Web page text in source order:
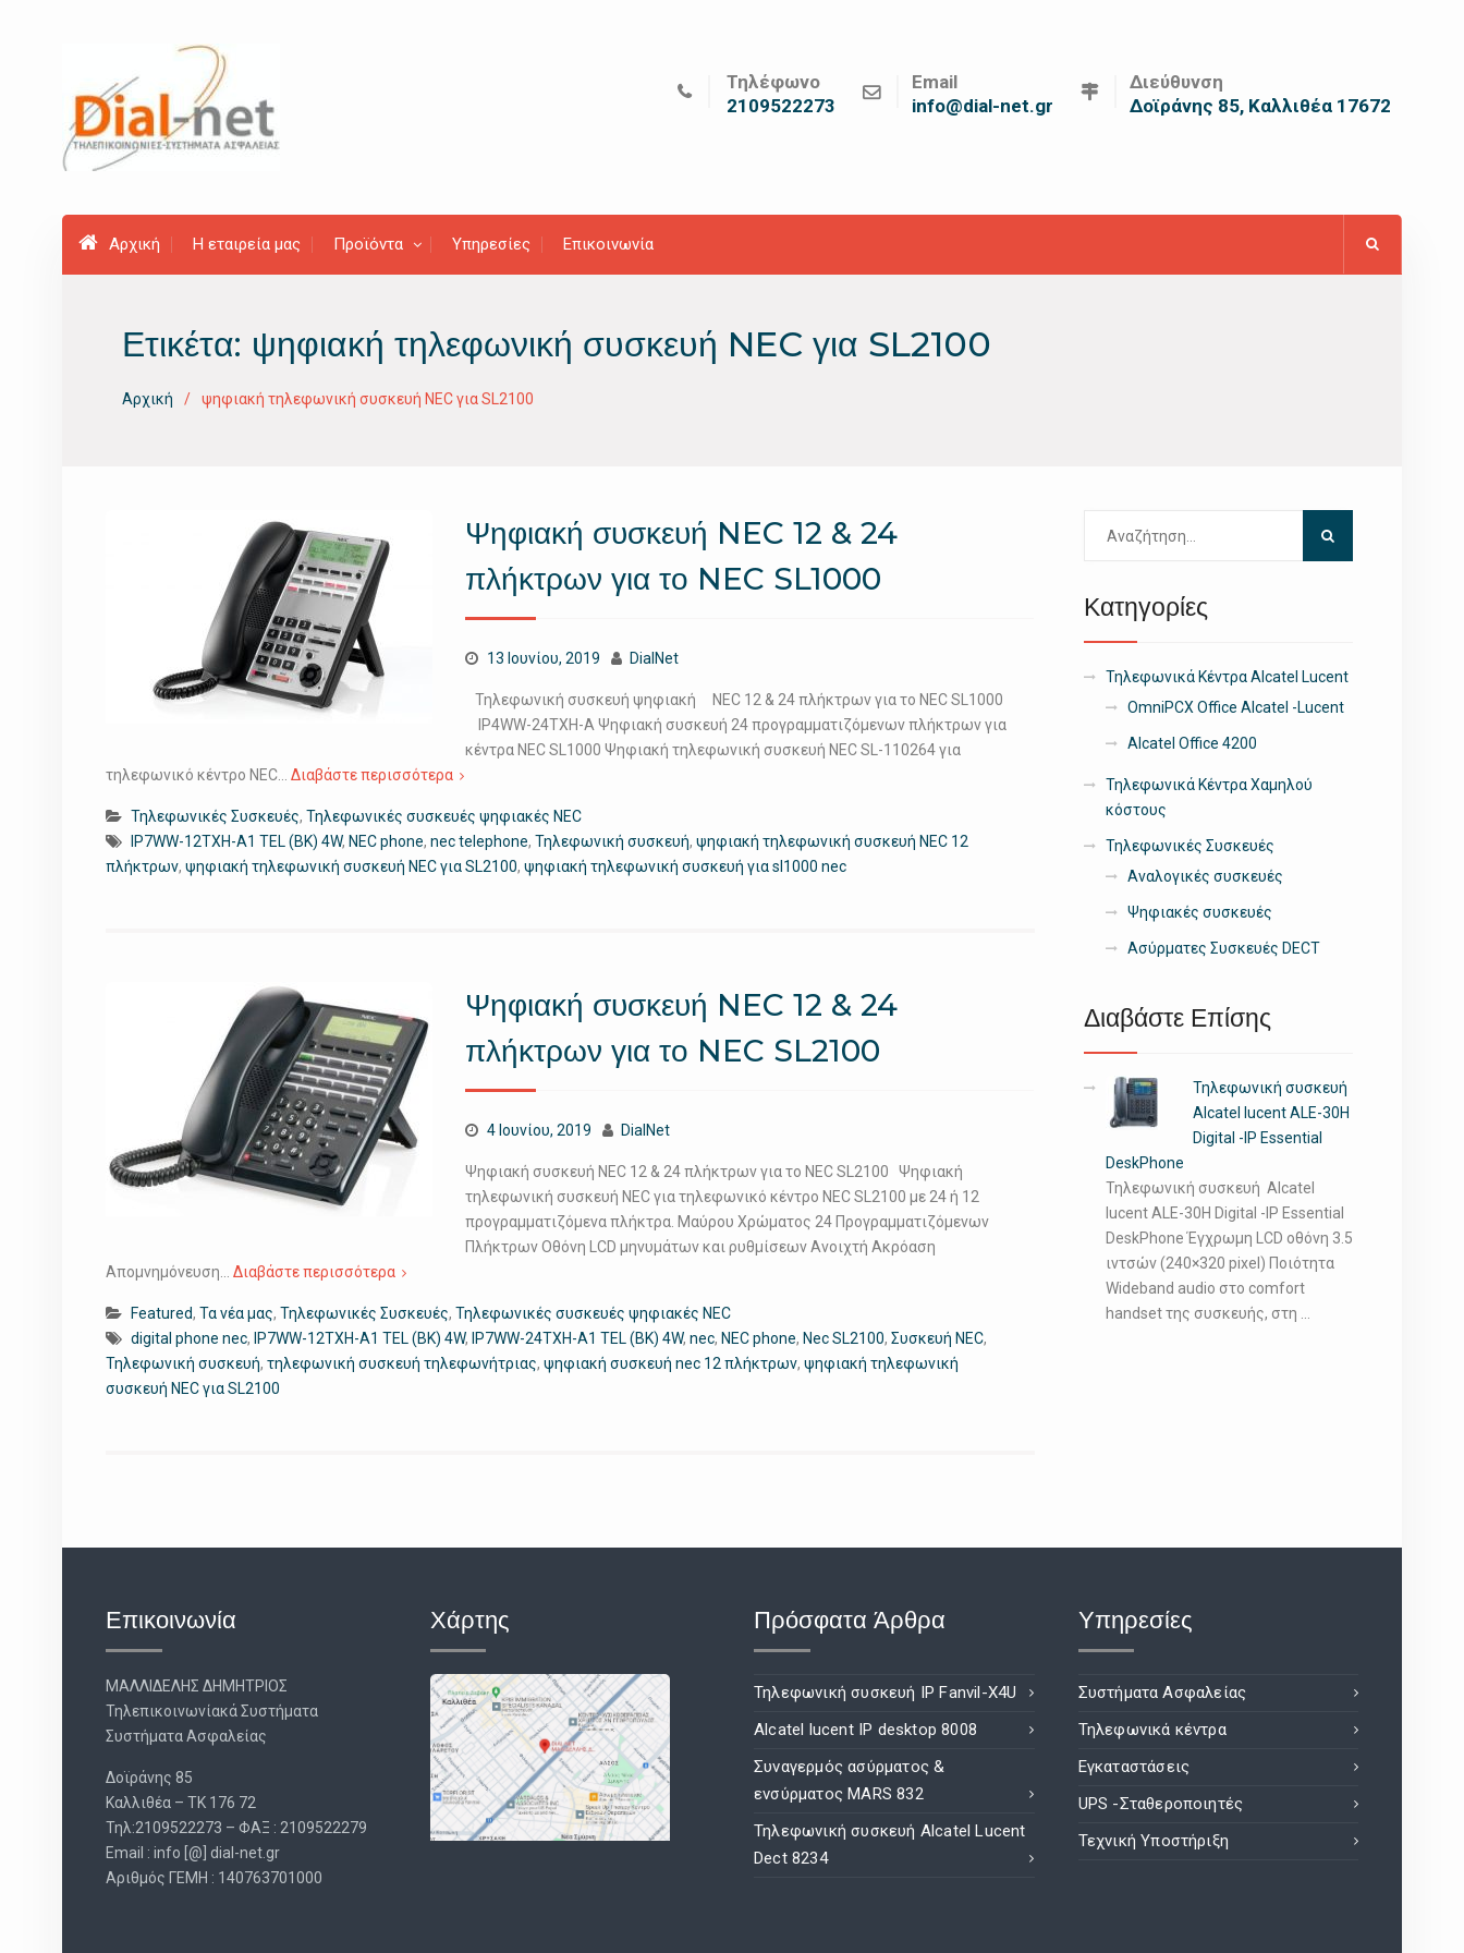
Τηλέφωνο
2109522273
Email
info@dial-net.gr
Διεύθυνση
Δοϊράνης 85, Καλλιθέα 17672
Αρχική Η εταιρεία μας Προϊόντα Υπηρεσίες Επικοινωνία
Ετικέτα: ψηφιακή τηλεφωνική συσκευή NEC για SL2100
Αρχική ψηφιακή τηλεφωνική συσκευή NEC για SL2100
Ψηφιακή συσκευή NEC 12 & 24
πλήκτρων για το NEC SL1000
13 Ιουνίου, 2019 DialNet
Τηλεφωνική συσκευή ψηφιακή NEC 12 & 24 πλήκτρων για το NEC SL1000
IP4WW-24TXH-A Ψηφιακή συσκευή 24 προγραμματιζόμενων πλήκτρων για
κέντρα NEC SL1000 Ψηφιακή τηλεφωνική συσκευή NEC SL-110264 για
τηλεφωνικό κέντρο NEC… Διαβάστε περισσότερα
Τηλεφωνικές Συσκευές, Τηλεφωνικές συσκευές ψηφιακές NEC
IP7WW-12TXH-A1 TEL (BK) 4W, NEC phone, nec telephone, Τηλεφωνική συσκευή, ψηφιακή τηλεφωνική συσκευή NEC 12
πλήκτρων, ψηφιακή τηλεφωνική συσκευή NEC για SL2100, ψηφιακή τηλεφωνική συσκευή για sl1000 nec
Ψηφιακή συσκευή NEC 12 & 24
πλήκτρων για το NEC SL2100
4 Ιουνίου, 2019 DialNet
Ψηφιακή συσκευή NEC 12 & 24 πλήκτρων για το NEC SL2100 Ψηφιακή
τηλεφωνική συσκευή NEC για τηλεφωνικό κέντρο NEC SL2100 με 24 ή 12
προγραμματιζόμενα πλήκτρα. Μαύρου Χρώματος 24 Προγραμματιζόμενων
Πλήκτρων Oθόνη LCD μηνυμάτων και ρυθμίσεων Ανοιχτή Ακρόαση
Απομνημόνευση… Διαβάστε περισσότερα
Featured, Τα νέα μας, Τηλεφωνικές Συσκευές, Τηλεφωνικές συσκευές ψηφιακές NEC
digital phone nec, IP7WW-12TXH-A1 TEL (BK) 4W, IP7WW-24TXH-A1 TEL (BK) 4W, nec, NEC phone, Nec SL2100, Συσκευή NEC,
Τηλεφωνική συσκευή, τηλεφωνική συσκευή τηλεφωνήτριας, ψηφιακή συσκευή nec 12 πλήκτρων, ψηφιακή τηλεφωνική
συσκευή NEC για SL2100
για:
Κατηγορίες
Τηλεφωνικά Κέντρα Alcatel Lucent
OmniPCX Office Alcatel -Lucent
Alcatel Office 4200
Τηλεφωνικά Κέντρα Χαμηλού
κόστους
Τηλεφωνικές Συσκευές
Αναλογικές συσκευές
Ψηφιακές συσκευές
Ασύρματες Συσκευές DECT
Διαβάστε Επίσης
Τηλεφωνική συσκευή
Alcatel lucent ALE-30H
Digital -IP Essential
DeskPhone
Τηλεφωνική συσκευή Alcatel
lucent ALE-30H Digital -IP Essential
DeskPhone Έγχρωμη LCD οθόνη 3.5
ιντσών (240×320 pixel) Ποιότητα
Wideband audio στο comfort
handset της συσκευής, στη …
Επικοινωνία
ΜΑΛΛΙΔΕΛΗΣ ΔΗΜΗΤΡΙΟΣ
Τηλεπικοινωνίακά Συστήματα
Συστήματα Ασφαλείας
Δοϊράνης 85
Καλλιθέα – ΤΚ 176 72
Τηλ:2109522273 – ΦΑΞ : 2109522279
Email : info [@] dial-net.gr
Aριθμός ΓΕΜΗ : 140763701000
Χάρτης Πρόσφατα Άρθρα
Τηλεφωνική συσκευή IP Fanvil-X4U
Alcatel lucent IP desktop 8008
Συναγερμός ασύρματος &
ενσύρματος MARS 832
Τηλεφωνική συσκευή Alcatel Lucent
Dect 8234
Υπηρεσίες
Συστήματα Ασφαλείας
Τηλεφωνικά κέντρα
Εγκαταστάσεις
UPS -Σταθεροποιητές
Τεχνική Υποστήριξη